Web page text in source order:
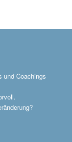
und Coachings